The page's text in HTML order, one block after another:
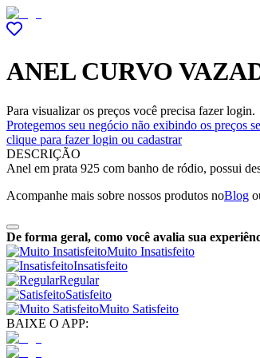
ANEL CURVO
Para visualizar os preços você precisa fazer login.
Protegemos seu negócio não exibindo os preços
clique para fazer login ou cadastrar
DESCRIÇÃO
Anel em prata 925 com banho de ródio, possui
Acompanhe mais sobre nossos produtos noBlog
De forma geral, como você avalia sua
Muito Insatisfeito
Insatisfeito
Regular
Satisfeito
Muito Satisfeito
BAIXE O APP: